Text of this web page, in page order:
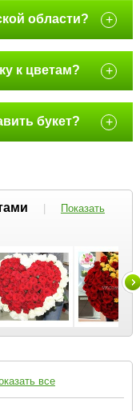
области? +
к цветам? +
букет? +
|
Показать
все